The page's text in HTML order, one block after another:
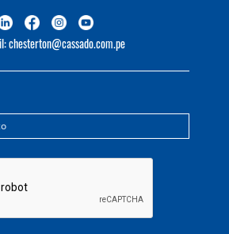
chesterton@cassado.com.pe